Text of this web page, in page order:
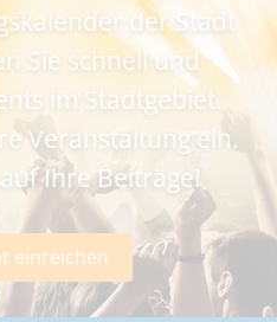
der Stadt
Sie schnell und
im Stadtgebiet.
Veranstaltung ein.
Ihre Beiträge!
einreichen